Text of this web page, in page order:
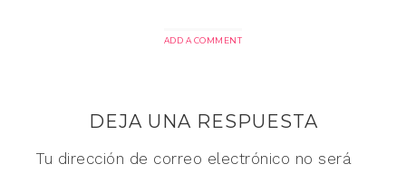
ADD A COMMENT
DEJA UNA RESPUESTA
Tu dirección de correo electrónico no será